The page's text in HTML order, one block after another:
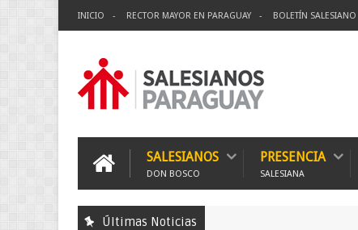
INICIO RECTOR MAYOR EN PARAGUAY BOLETÍN SALESIANO
SALESIANOS
DON BOSCO
PRESENCIA
SALESIANA
Últimas Noticias